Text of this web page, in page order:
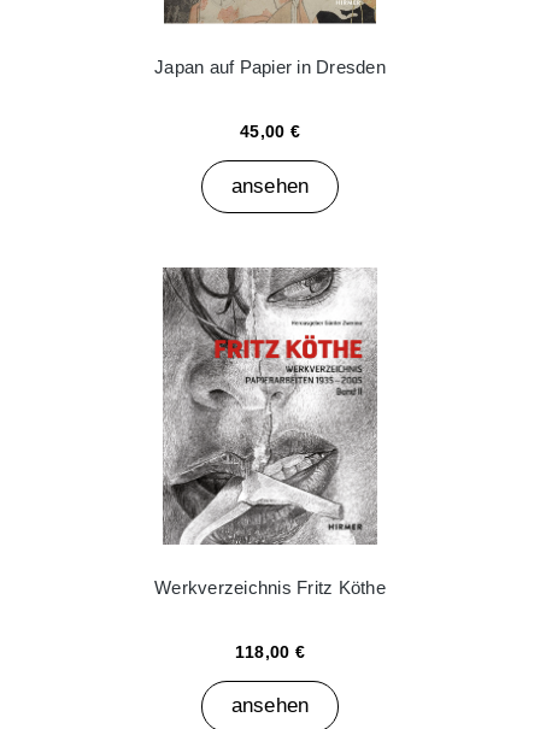
Japan auf Papier in Dresden
45,00 €
ansehen
Werkverzeichnis Fritz Köthe
118,00 €
ansehen